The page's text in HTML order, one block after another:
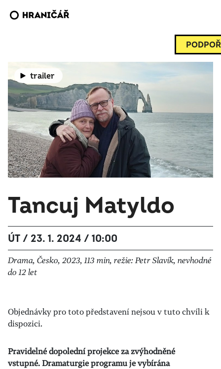
trailer
Tancuj Matyldo
ÚT / 23. 1. 2024 / 10:00
Drama, Česko, 2023, 113 min, režie: Petr Slavík, nevhodné
do 12 let
Objednávky pro toto představení nejsou v tuto chvíli k
dispozici.
Pravidelné dopolední projekce za zvýhodněné
vstupné. Dramaturgie programu je vybírána